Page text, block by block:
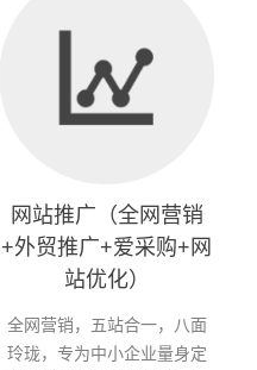
网站推广（全网营销
+外贸推广+爱采购+网
站优化）
全网营销，五站合一，八面
玲珑，专为中小企业量身定